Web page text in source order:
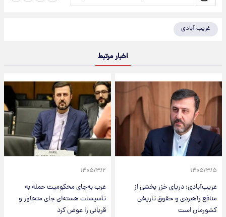
غریب آبادی
اخبار مرتبط
۱۴۰۵/۳/۵
غریب‌آبادی: دریای خزر بخشی از
منافع راهبردی و حقوق تاریخی
کشورمان است
۱۴۰۵/۳/۲
غرب به‌جای محکومیت حمله به
تأسیسات هسته‌ای جای متجاوز و
قربانی را عوض کرد